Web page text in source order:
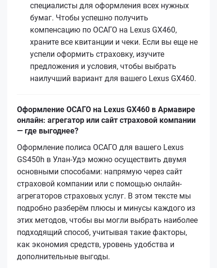
специалисты для оформления всех нужных
бумаг. Чтобы успешно получить
компенсацию по ОСАГО на Lexus GX460,
храните все квитанции и чеки. Если вы еще не
успели оформить страховку, изучите
предложения и условия, чтобы выбрать
наилучший вариант для вашего Lexus GX460.
Оформление ОСАГО на Lexus GX460 в Армавире
онлайн: агрегатор или сайт страховой компании
— где выгоднее?
Оформление полиса ОСАГО для вашего Lexus
GS450h в Улан-Удэ можно осуществить двумя
основными способами: напрямую через сайт
страховой компании или с помощью онлайн-
агрегаторов страховых услуг. В этом тексте мы
подробно разберём плюсы и минусы каждого из
этих методов, чтобы вы могли выбрать наиболее
подходящий способ, учитывая такие факторы,
как экономия средств, уровень удобства и
дополнительные выгоды.